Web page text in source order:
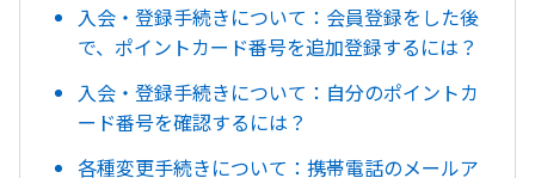
入会・登録手続きについて：会員登録をした後
で、ポイントカード番号を追加登録するには？
入会・登録手続きについて：自分のポイントカ
ード番号を確認するには？
各種変更手続きについて：携帯電話のメールア